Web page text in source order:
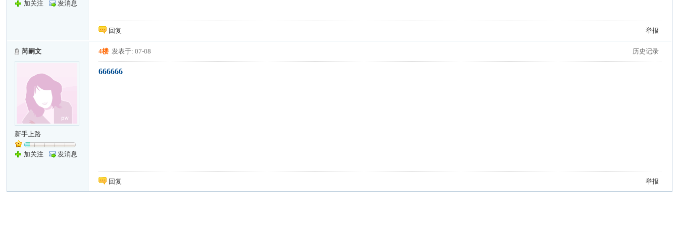
加关注 发消息
回复 举报
芮嗣文
新手上路
加关注 发消息
历史记录
4楼 发表于: 07-08
666666
回复 举报